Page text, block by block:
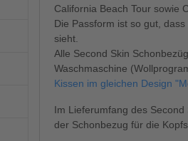
California Beach Tour sowie
Die Passform ist so gut,
sieht.
Alle Second Skin
Waschmaschine
Kissen im gleichen Design
Im Lieferumfang des Second
der Schonbezug für die